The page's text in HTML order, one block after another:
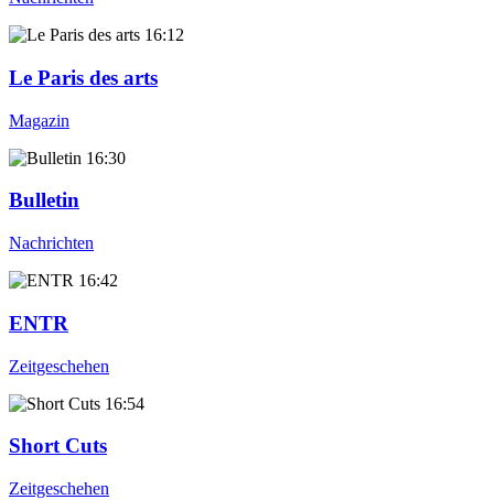
16:12
Le Paris des arts
Magazin
16:30
Bulletin
Nachrichten
16:42
ENTR
Zeitgeschehen
16:54
Short Cuts
Zeitgeschehen